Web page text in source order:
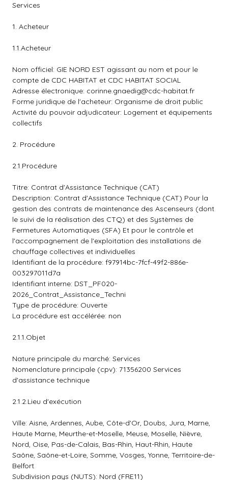
Services
1. Acheteur
1.1.Acheteur
Nom officiel: GIE NORD EST agissant au nom et pour le
compte de CDC HABITAT et CDC HABITAT SOCIAL
Adresse électronique: corinne.gnaedig@cdc-habitat.fr
Forme juridique de l'acheteur: Organisme de droit public
Activité du pouvoir adjudicateur: Logement et équipements
collectifs
2. Procédure
2.1.Procédure
Titre: Contrat d'Assistance Technique (CAT)
Description: Contrat d'Assistance Technique (CAT) Pour la
gestion des contrats de maintenance des Ascenseurs (dont
le suivi de la réalisation des CTQ) et des Systèmes de
Fermetures Automatiques (SFA) Et pour le contrôle et
l'accompagnement de l'exploitation des installations de
chauffage collectives et individuelles
Identifiant de la procédure: f97914bc-7fcf-49f2-886e-
003297011d7a
Identifiant interne: DST_PF020-
2026_Contrat_Assistance_Techni
Type de procédure: Ouverte
La procédure est accélérée: non
2.1.1.Objet
Nature principale du marché: Services
Nomenclature principale (cpv): 71356200 Services
d'assistance technique
2.1.2.Lieu d'exécution
Ville: Aisne, Ardennes, Aube, Côte-d'Or, Doubs, Jura, Marne,
Haute Marne, Meurthe-et-Moselle, Meuse, Moselle, Nièvre,
Nord, Oise, Pas-de-Calais, Bas-Rhin, Haut-Rhin, Haute
Saône, Saône-et-Loire, Somme, Vosges, Yonne, Territoire-de-
Belfort
Subdivision pays (NUTS): Nord (FRE11)